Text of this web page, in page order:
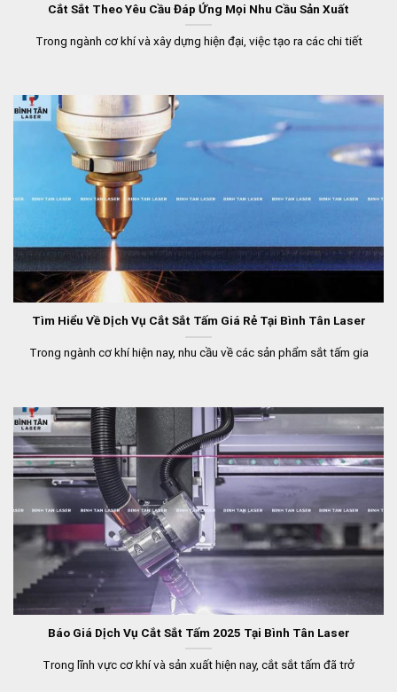
Cắt Sắt Theo Yêu Cầu Đáp Ứng Mọi Nhu Cầu Sản Xuất
Trong ngành cơ khí và xây dựng hiện đại, việc tạo ra các chi tiết
Tìm Hiểu Về Dịch Vụ Cắt Sắt Tấm Giá Rẻ Tại Bình Tân Laser
Trong ngành cơ khí hiện nay, nhu cầu về các sản phẩm sắt tấm gia
Báo Giá Dịch Vụ Cắt Sắt Tấm 2025 Tại Bình Tân Laser
Trong lĩnh vực cơ khí và sản xuất hiện nay, cắt sắt tấm đã trở